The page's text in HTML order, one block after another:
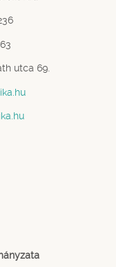
utca 69.